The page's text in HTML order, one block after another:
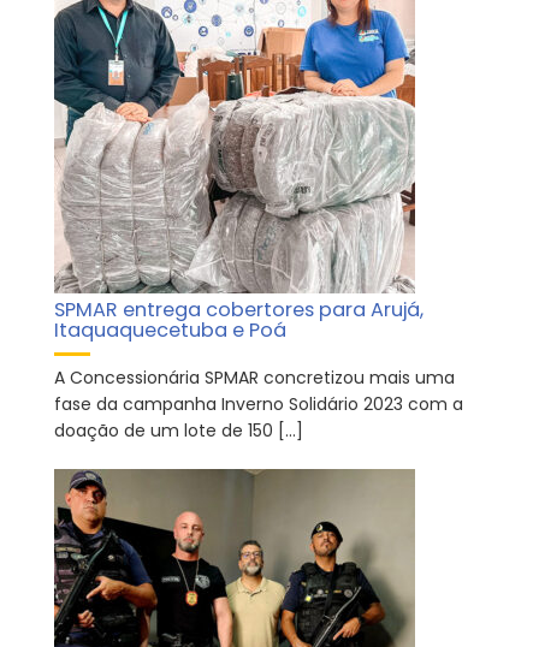
SPMAR entrega cobertores para Arujá,
Itaquaquecetuba e Poá
A Concessionária SPMAR concretizou mais uma
fase da campanha Inverno Solidário 2023 com a
doação de um lote de 150 […]